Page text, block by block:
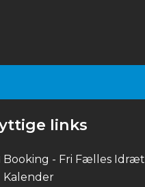
links
Booking - Fri Fælles Idræt
Kalender